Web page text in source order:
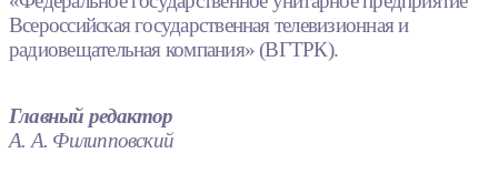
Всероссийская государственная телевизионная и
радиовещательная компания» (ВГТРК).
Главный редактор
А. А. Филипповский